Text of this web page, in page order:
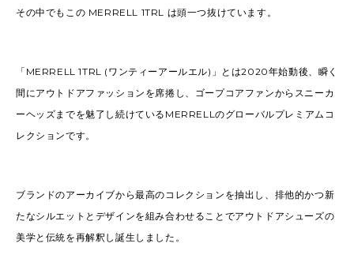
その中でもこの MERRELL 1TRL は頭一つ抜けています。
「MERRELL 1TRL (ワンティーアールエル)」とは2020年始動後、瞬く
間にアウトドアファッションを席捲し、ゴープコアファンからスニーカ
ーヘッズまでを魅了し続けているMERRELLのグローバルプレミアムコ
レクションです。
ブランドのアーカイブから最高のコレクションを抽出し、排他的かつ新
たなシルエットとデザインを組み合わせることでアウトドアシューズの
美学と伝統を再解釈し誕生しました。